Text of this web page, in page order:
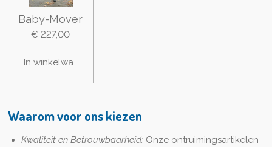
Baby-Mover
€ 227,00
In winkelwagen
Waarom voor ons kiezen
Kwaliteit en Betrouwbaarheid: Onze ontruimingsartikelen